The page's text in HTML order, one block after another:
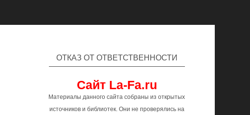
ОТКАЗ ОТ ОТВЕТСТВЕННОСТИ
Сайт La-Fa.ru
Материалы данного сайта собраны из открытых
источников и библиотек. Они не проверялись на